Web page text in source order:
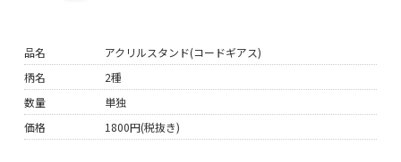
品名
アクリルスタンド(コードギアス)
柄名
2種
数量
単独
価格
1800円(税抜き)